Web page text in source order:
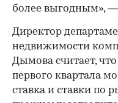
более выгодным», —
Директор
недвижимости
Дымова считает,
первого квартала
ставка и ставки по